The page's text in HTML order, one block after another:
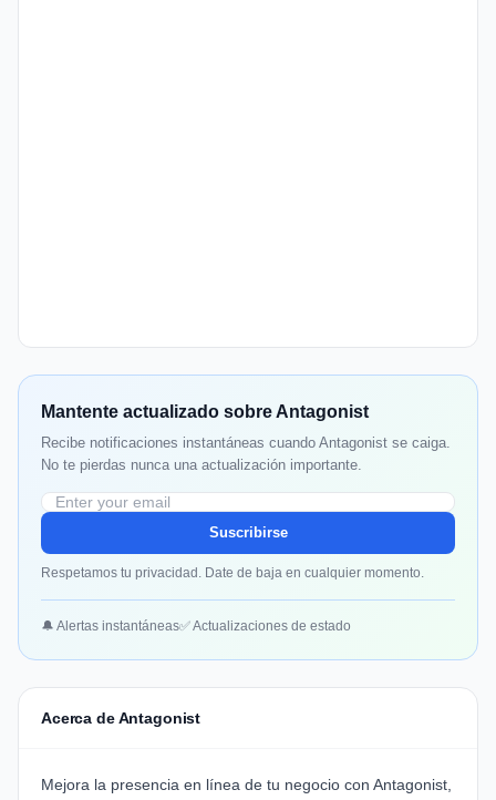
Mantente actualizado sobre Antagonist
Recibe notificaciones instantáneas cuando Antagonist se caiga.
No te pierdas nunca una actualización importante.
Suscribirse
Respetamos tu privacidad. Date de baja en cualquier momento.
🔔 Alertas instantáneas✅ Actualizaciones de estado
Acerca de Antagonist
Mejora la presencia en línea de tu negocio con Antagonist,